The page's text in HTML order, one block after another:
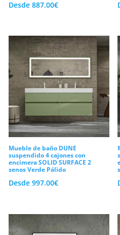
guías metálicas
precisión y
amortiguado (soft-
golpes bruscos y
conclusión, te
nuestra selecta
baño. Configura
mismo, maximiza
transforma tu
Desde 887.00€
Mueble de baño DUNE
suspendido 4 cajones con
encimera SOLID SURFACE 2
senos Verde Pálido
Desde 997.00€